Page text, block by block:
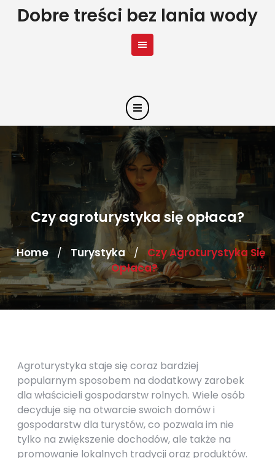
SkipDobre treści bez lania wody
Czy agroturystyka się opłaca?
Home / Turystyka /
Czy Agroturystyka Się
Opłaca?
Agroturystyka staje się coraz bardziej
popularnym sposobem na dodatkowy zarobek
dla właścicieli gospodarstw rolnych. Wiele osób
decyduje się na otwarcie swoich domów i
gospodarstw dla turystów, co pozwala im nie
tylko na zwiększenie dochodów, ale także na
promowanie lokalnych tradycji oraz produktów.